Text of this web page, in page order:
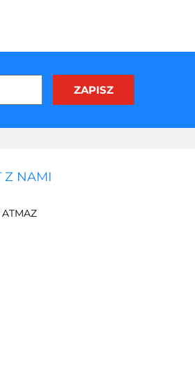
Z NAMI